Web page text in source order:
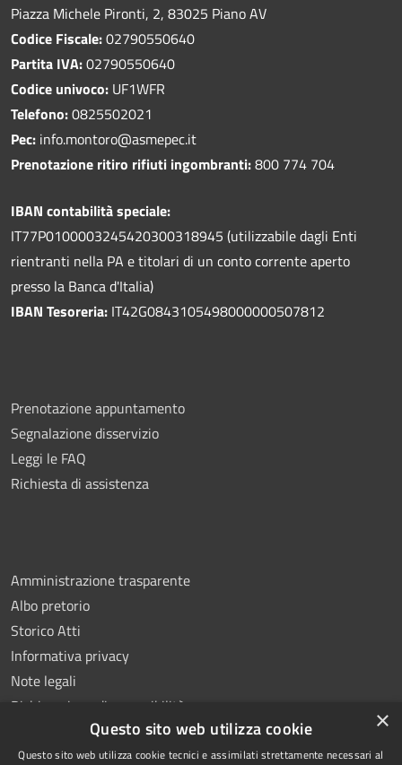
Piazza Michele Pironti, 2, 83025 Piano AV
Codice Fiscale:02790550640
Partita IVA:02790550640
Codice univoco: UF1WFR
Telefono:0825502021
Pec: info.montoro@asmepec.it
Prenotazione ritiro rifiuti ingombranti:800 774 704
IBAN contabilità speciale:
IT77P0100003245420300318945 (utilizzabile dagli Enti
rientranti nella PA e titolari di un conto corrente aperto
presso la Banca d'Italia)
IBAN Tesoreria: IT42G0843105498000000507812
Prenotazione appuntamento
Segnalazione disservizio
Leggi le FAQ
Richiesta di assistenza
Amministrazione trasparente
Albo pretorio
Storico Atti
Informativa privacy
Note legali
Dichiarazione di accessibilità
×
Questo sito web utilizza cookie
Questo sito web utilizza cookie tecnici e assimilati strettamente necessari al